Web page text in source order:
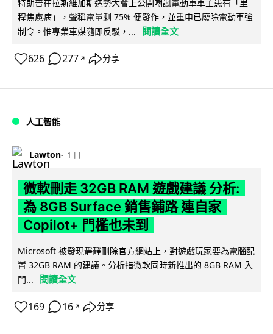
特朗普在拉斯維加斯造勢大會上公開嘲諷電動車車主患有「里
程焦慮病」，聲稱電量剩 75% 便發作，並重申已廢除電動車強
制令。惟專業車媒隨即反駁，...
閱讀全文
626 277 ↗ 分享
人工智能
Lawton 1 日
微軟刪走 32GB RAM 遊戲建議 分析:
為 8GB Surface 銷售鋪路 連自家
Copilot+ 門檻也未到
Microsoft 被發現靜靜刪除官方網站上，對遊戲玩家要為電腦配
置 32GB RAM 的建議。分析指微軟同時新推出的 8GB RAM 入
門...
閱讀全文
169 16 ↗ 分享